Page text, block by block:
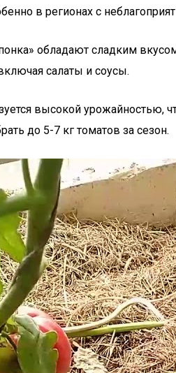
в регионах с
обладают сладким
салаты и соусы.
высокой урожайностью,
до 5-7 кг томатов за сезон.